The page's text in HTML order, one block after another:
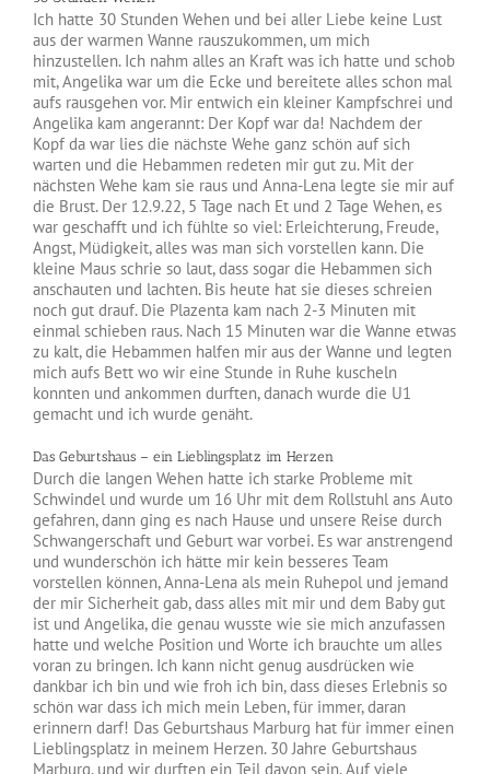
Ich hatte 30 Stunden Wehen und bei aller Liebe keine Lust
aus der warmen Wanne rauszukommen, um mich
hinzustellen. Ich nahm alles an Kraft was ich hatte und schob
mit, Angelika war um die Ecke und bereitete alles schon mal
aufs rausgehen vor. Mir entwich ein kleiner Kampfschrei und
Angelika kam angerannt: Der Kopf war da! Nachdem der
Kopf da war lies die nächste Wehe ganz schön auf sich
warten und die Hebammen redeten mir gut zu. Mit der
nächsten Wehe kam sie raus und Anna-Lena legte sie mir auf
die Brust. Der 12.9.22, 5 Tage nach Et und 2 Tage Wehen, es
war geschafft und ich fühlte so viel: Erleichterung, Freude,
Angst, Müdigkeit, alles was man sich vorstellen kann. Die
kleine Maus schrie so laut, dass sogar die Hebammen sich
anschauten und lachten. Bis heute hat sie dieses schreien
noch gut drauf. Die Plazenta kam nach 2-3 Minuten mit
einmal schieben raus. Nach 15 Minuten war die Wanne etwas
zu kalt, die Hebammen halfen mir aus der Wanne und legten
mich aufs Bett wo wir eine Stunde in Ruhe kuscheln
konnten und ankommen durften, danach wurde die U1
gemacht und ich wurde genäht.
Das Geburtshaus – ein Lieblingsplatz im Herzen
Durch die langen Wehen hatte ich starke Probleme mit
Schwindel und wurde um 16 Uhr mit dem Rollstuhl ans Auto
gefahren, dann ging es nach Hause und unsere Reise durch
Schwangerschaft und Geburt war vorbei. Es war anstrengend
und wunderschön ich hätte mir kein besseres Team
vorstellen können, Anna-Lena als mein Ruhepol und jemand
der mir Sicherheit gab, dass alles mit mir und dem Baby gut
ist und Angelika, die genau wusste wie sie mich anzufassen
hatte und welche Position und Worte ich brauchte um alles
voran zu bringen. Ich kann nicht genug ausdrücken wie
dankbar ich bin und wie froh ich bin, dass dieses Erlebnis so
schön war dass ich mich mein Leben, für immer, daran
erinnern darf! Das Geburtshaus Marburg hat für immer einen
Lieblingsplatz in meinem Herzen. 30 Jahre Geburtshaus
Marburg, und wir durften ein Teil davon sein. Auf viele